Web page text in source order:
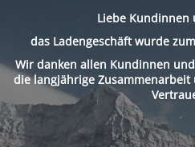
Liebe Kundinnen
das Ladengeschäft wurde
Wir danken allen Kundinnen
die langjährige